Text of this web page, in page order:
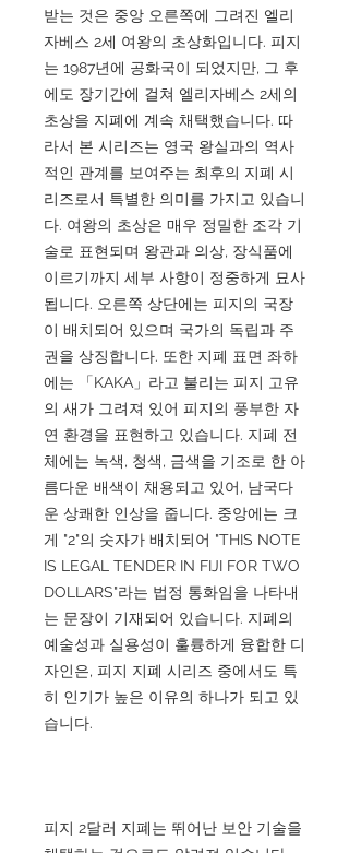
받는 것은 중앙 오른쪽에 그려진 엘리
자베스 2세 여왕의 초상화입니다. 피지
는 1987년에 공화국이 되었지만, 그 후
에도 장기간에 걸쳐 엘리자베스 2세의
초상을 지폐에 계속 채택했습니다. 따
라서 본 시리즈는 영국 왕실과의 역사
적인 관계를 보여주는 최후의 지폐 시
리즈로서 특별한 의미를 가지고 있습니
다. 여왕의 초상은 매우 정밀한 조각 기
술로 표현되며 왕관과 의상, 장식품에
이르기까지 세부 사항이 정중하게 묘사
됩니다. 오른쪽 상단에는 피지의 국장
이 배치되어 있으며 국가의 독립과 주
권을 상징합니다. 또한 지폐 표면 좌하
에는 「KAKA」라고 불리는 피지 고유
의 새가 그려져 있어 피지의 풍부한 자
연 환경을 표현하고 있습니다. 지폐 전
체에는 녹색, 청색, 금색을 기조로 한 아
름다운 배색이 채용되고 있어, 남국다
운 상쾌한 인상을 줍니다. 중앙에는 크
게 "2"의 숫자가 배치되어 "THIS NOTE
IS LEGAL TENDER IN FIJI FOR TWO
DOLLARS"라는 법정 통화임을 나타내
는 문장이 기재되어 있습니다. 지폐의
예술성과 실용성이 훌륭하게 융합한 디
자인은, 피지 지폐 시리즈 중에서도 특
히 인기가 높은 이유의 하나가 되고 있
습니다.
피지 2달러 지폐는 뛰어난 보안 기술을